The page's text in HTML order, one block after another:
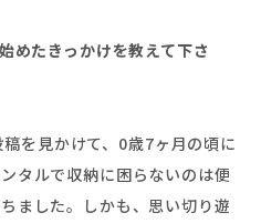
めたきっかけを教えて下さ
を見かけて、0歳7ヶ月の頃に
タルで収納に困らないのは便
ました。しかも、思い切り遊